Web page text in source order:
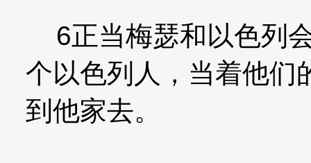
6正当梅瑟和以色列
个以色列人，当着他们
到他家去。